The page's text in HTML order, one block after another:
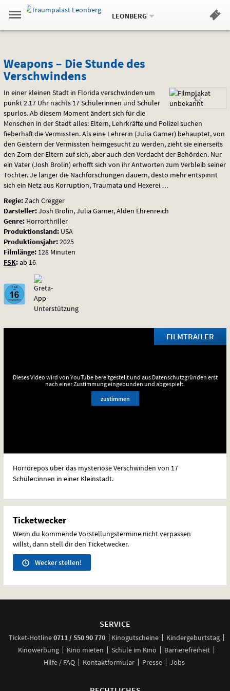
Springe
zum
,zum
.
Navigation
Gehe
zur
Standortauswahl
Standort:
LEONBERG.
Hinweis
Weapons
–
Die
Stunde
des
Verschwindens
Weapons – Die Stunde des
Verschwindens
In einer kleinen Stadt in Florida verschwinden um
punkt 2.17 Uhr nachts 17 Schülerinnen und Schüler
spurlos. Ab diesem Moment ändert sich für die
Menschen in der Stadt alles: Eltern, Lehrkräfte und Polizei suchen
fieberhaft die Vermissten. Als eine Lehrerin (Julia Garner) behauptet, von
den Geistern der Vermissten heimgesucht zu werden, zieht sie einerseits
den Zorn der Eltern auf sich, aber auch den Verdacht der Behörden. Nur
ein Vater (Josh Brolin) erhofft sich von ihr Antworten zum Verbleib seiner
Tochter. Je länger die Nachforschungen dauern, desto mehr entspinnt
sich ein Netz aus Korruption, Traumata und Hexerei …
Regie: Zach Cregger
Darsteller:Josh Brolin, Julia Garner, Alden Ehrenreich
Genre: Horrorthriller
Produktionsland: USA
Produktionsjahr:2025
Filmlänge: 128 Minuten
FSK:ab 16
FILMTRAILER
Dieses Video wird von YouTube bereitgestellt und aus Datenschutzgründen erst
nach einer Zustimmung eingebunden und abgespielt.
zustimmen
Horrorepos über das mysteriöse Verschwinden von 17
Schüler:innen in einer Kleinstadt.
Ticketwecker
Wenn du kommende Vorstellungstermine nicht verpassen
willst, dann stell dir den Ticketwecker.
Wecker stellen!
SERVICE
Ticket-Hotline0711 / 550 90 770anrufen
Kinogutscheine
Kindergeburtstag
Kinowerbung
Kino mieten Schule im Kino
Barrierefreiheit
Hilfe / FAQ
Kontaktformular Presse Jobs